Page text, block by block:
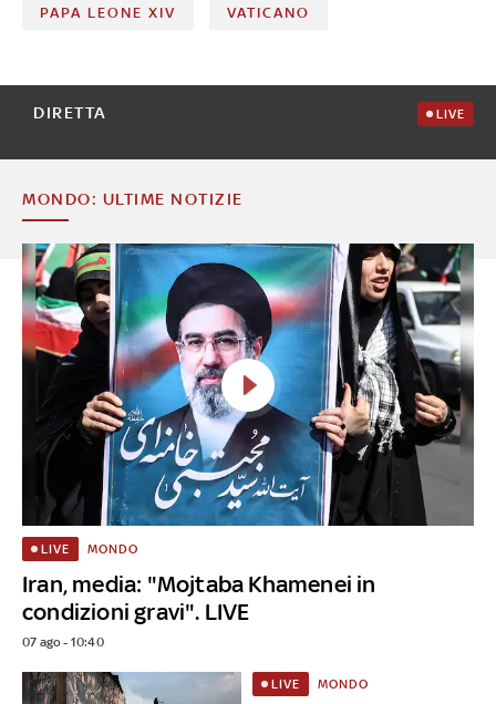
PAPA LEONE XIV VATICANO
DIRETTA LIVE
MONDO: ULTIME NOTIZIE
Iran, media: "Mojtaba Khamenei in
condizioni gravi". LIVE
LIVE MONDO
07 ago - 10:40
LIVE MONDO